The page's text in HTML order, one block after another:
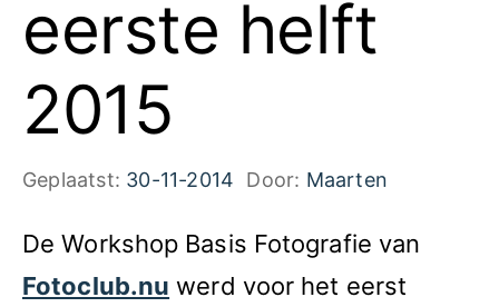
eerste helft
2015
Geplaatst: 30-11-2014 Door: Maarten
De Workshop Basis Fotografie van
Fotoclub.nu werd voor het eerst